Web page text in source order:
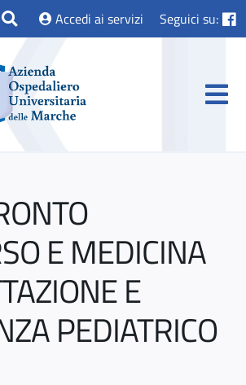
Accedi ai servizi Seguici su:
E MEDICINA
E
PEDIATRICO